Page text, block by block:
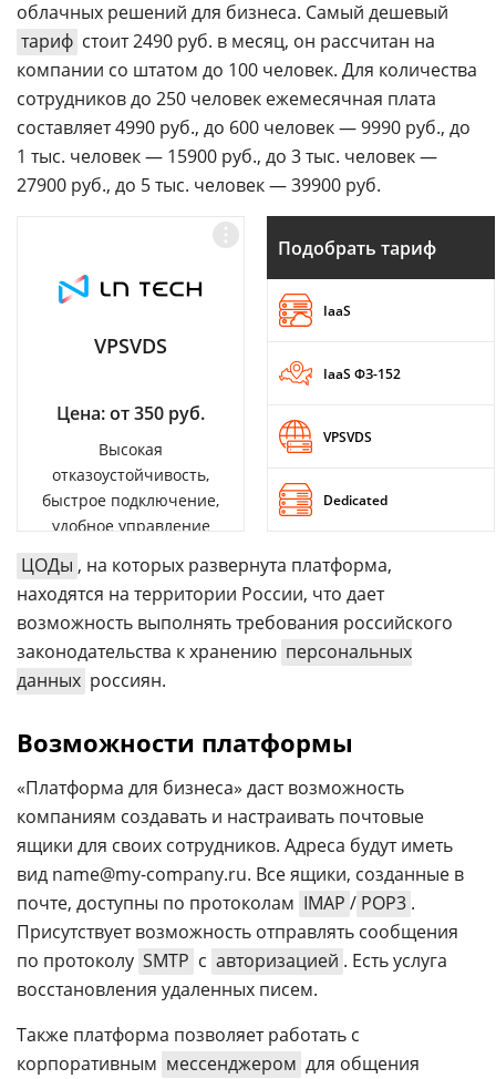
облачных решений для бизнеса. Самый дешевый
тариф стоит 2490 руб. в месяц, он рассчитан на
компании со штатом до 100 человек. Для количества
сотрудников до 250 человек ежемесячная плата
составляет 4990 руб., до 600 человек — 9990 руб., до
1 тыс. человек — 15900 руб., до 3 тыс. человек —
27900 руб., до 5 тыс. человек — 39900 руб.
VPSVDS
Цена: от 350 руб.
Высокая
отказоустойчивость,
быстрое подключение,
удобное управление
Подобрать тариф
IaaS
IaaS ФЗ-152
VPSVDS
Dedicated
ЦОДы , на которых развернута платформа,
находятся на территории России, что дает
возможность выполнять требования российского
законодательства к хранению персональных
данных россиян.
Возможности платформы
«Платформа для бизнеса» даст возможность
компаниям создавать и настраивать почтовые
ящики для своих сотрудников. Адреса будут иметь
вид name@my-company.ru. Все ящики, созданные в
почте, доступны по протоколам IMAP / POP3 .
Присутствует возможность отправлять сообщения
по протоколу SMTP с авторизацией . Есть услуга
восстановления удаленных писем.
Также платформа позволяет работать с
корпоративным мессенджером для общения